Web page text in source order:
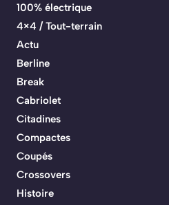
100% électrique
4×4 / Tout-terrain
Actu
Berline
Break
Cabriolet
Citadines
Compactes
Coupés
Crossovers
Histoire